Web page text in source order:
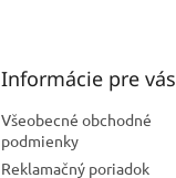
Informácie pre vás
Všeobecné obchodné
podmienky
Reklamačný poriadok